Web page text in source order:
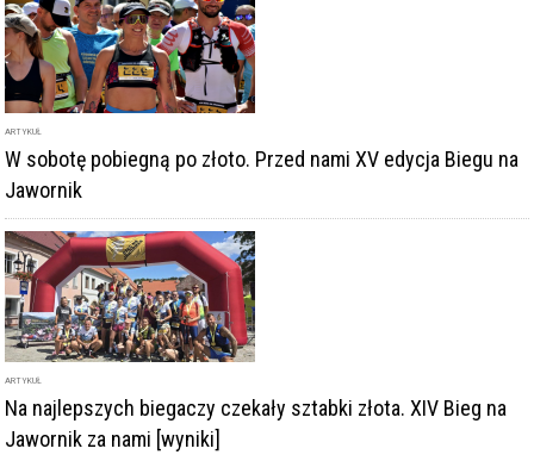
ARTYKUŁ
W sobotę pobiegną po złoto. Przed nami XV edycja Biegu na
Jawornik
ARTYKUŁ
Na najlepszych biegaczy czekały sztabki złota. XIV Bieg na
Jawornik za nami [wyniki]